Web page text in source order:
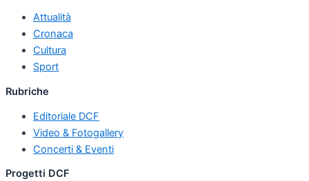
Attualità
Cronaca
Cultura
Sport
Rubriche
Editoriale DCF
Video & Fotogallery
Concerti & Eventi
Progetti DCF